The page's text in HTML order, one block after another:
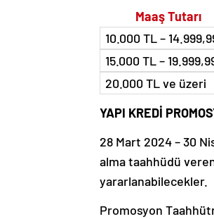
Maaş Tutarı
10.000 TL –
15.000 TL –
20.000 TL ve üzeri
YAPI KREDİ
28 Mart 2024 – 30
alma taahhüdü
yararlanabilecekler.
Promosyon